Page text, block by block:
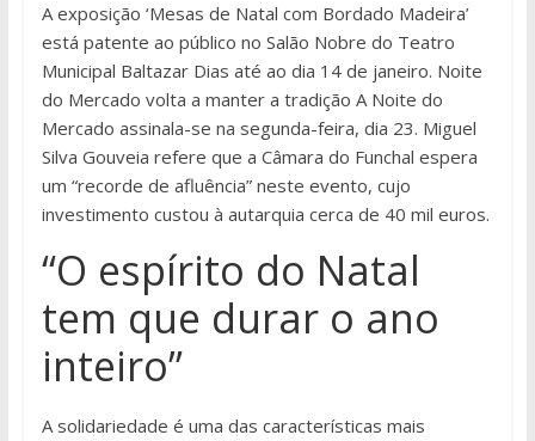
A exposição ‘Mesas de Natal com Bordado Madeira’
está patente ao público no Salão Nobre do Teatro
Municipal Baltazar Dias até ao dia 14 de janeiro. Noite
do Mercado volta a manter a tradição A Noite do
Mercado assinala-se na segunda-feira, dia 23. Miguel
Silva Gouveia refere que a Câmara do Funchal espera
um “recorde de afluência” neste evento, cujo
investimento custou à autarquia cerca de 40 mil euros.
“O espírito do Natal
tem que durar o ano
inteiro”
A solidariedade é uma das características mais